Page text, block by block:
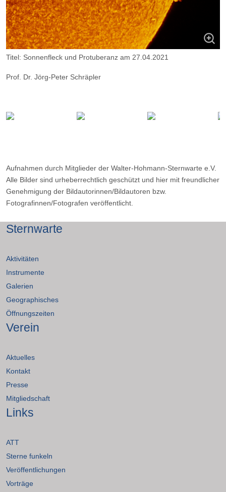
Titel: Sonnenfleck und Protuberanz am 27.04.2021
Prof. Dr. Jörg-Peter Schräpler
Instrument: Kamera ZWO ASI 174mm; Teleskop Takahashi FC-76
Aufnahmen durch Mitglieder der Walter-Hohmann-Sternwarte e.V.
Alle Bilder sind urheberrechtlich geschützt und hier mit freundlicher
Genehmigung der Bildautorinnen/Bildautoren bzw.
Fotografinnen/Fotografen veröffentlicht.
Sternwarte
Aktivitäten
Instrumente
Galerien
Geographisches
Öffnungszeiten
Verein
Aktuelles
Kontakt
Presse
Mitgliedschaft
Links
ATT
Sterne funkeln
Veröffentlichungen
Vorträge